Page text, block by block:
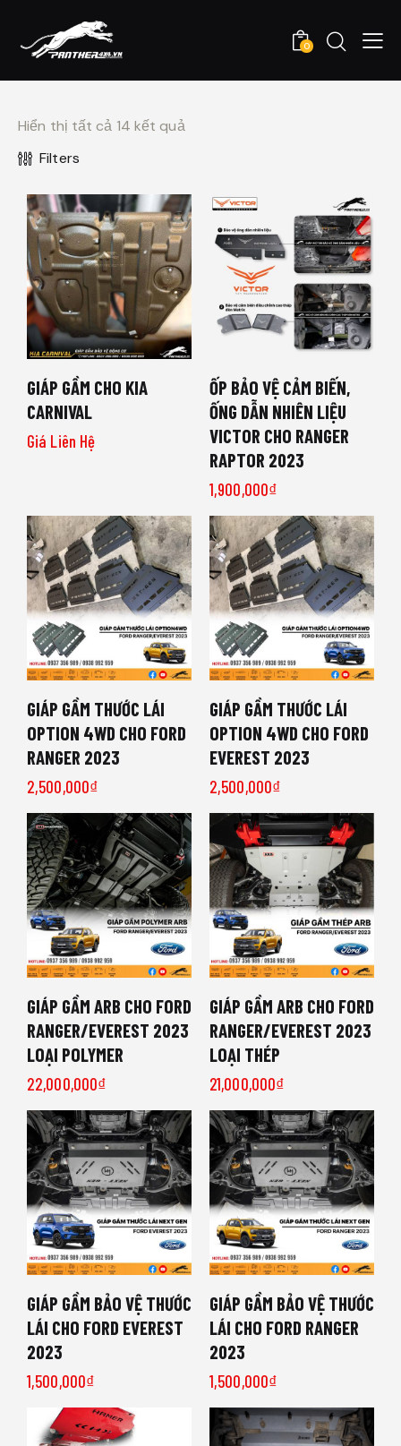
0
Hiển thị tất cả 14 kết quả
Filters
GIÁP GẦM CHO KIA
CARNIVAL
Giá Liên Hệ
ỐP BẢO VỆ CẢM BIẾN,
ỐNG DẪN NHIÊN LIỆU
VICTOR CHO RANGER
RAPTOR 2023
1,900,000₫
GIÁP GẦM THƯỚC LÁI
OPTION 4WD CHO FORD
RANGER 2023
2,500,000₫
GIÁP GẦM THƯỚC LÁI
OPTION 4WD CHO FORD
EVEREST 2023
2,500,000₫
GIÁP GẦM ARB CHO FORD
RANGER/EVEREST 2023
LOẠI POLYMER
22,000,000₫
GIÁP GẦM ARB CHO FORD
RANGER/EVEREST 2023
LOẠI THÉP
21,000,000₫
GIÁP GẦM BẢO VỆ THƯỚC
LÁI CHO FORD EVEREST
2023
1,500,000₫
GIÁP GẦM BẢO VỆ THƯỚC
LÁI CHO FORD RANGER
2023
1,500,000₫